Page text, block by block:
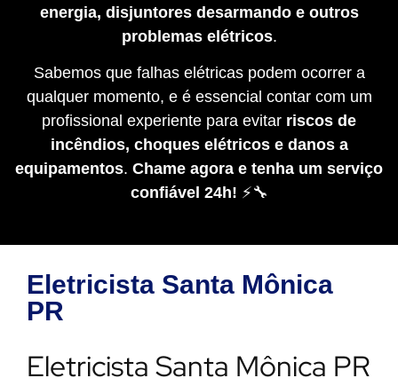
energia, disjuntores desarmando e outros
problemas elétricos.
Sabemos que falhas elétricas podem ocorrer a
qualquer momento, e é essencial contar com um
profissional experiente para evitar riscos de
incêndios, choques elétricos e danos a
equipamentos. Chame agora e tenha um serviço
confiável 24h! ⚡🔧
Eletricista Santa Mônica
PR
Eletricista Santa Mônica PR